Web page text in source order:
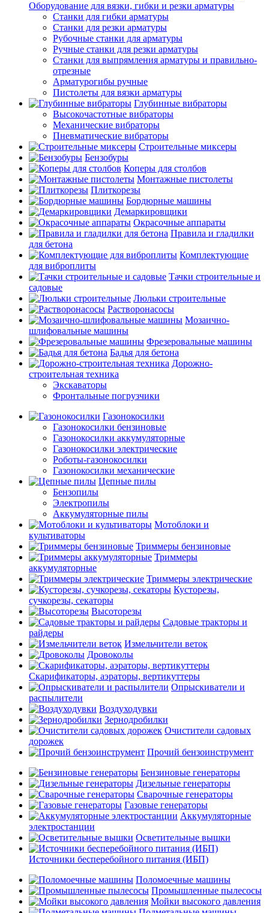
Оборудование для вязки, гибки и резки арматуры
Станки для гибки арматуры
Станки для резки арматуры
Рубочные станки для арматуры
Ручные станки для резки арматуры
Станки для выпрямления арматуры и правильно-
отрезные
Арматурогибы ручные
Пистолеты для вязки арматуры
Глубинные вибраторы
Высокочастотные вибраторы
Механические вибраторы
Пневматические вибраторы
Строительные миксеры
Бензобуры
Коперы для столбов
Монтажные пистолеты
Плиткорезы
Бордюрные машины
Демаркировщики
Окрасочные аппараты
Правила и гладилки
для бетона
Комплектующие
для виброплиты
Тачки строительные и
садовые
Люльки строительные
Растворонасосы
Мозаично-
шлифовальные машины
Фрезеровальные машины
Бадья для бетона
Дорожно-
строительная техника
Экскаваторы
Фронтальные погрузчики
Газонокосилки
Газонокосилки бензиновые
Газонокосилки аккумуляторные
Газонокосилки электрические
Роботы-газонокосилки
Газонокосилки механические
Цепные пилы
Бензопилы
Электропилы
Аккумуляторные пилы
Мотоблоки и
культиваторы
Триммеры бензиновые
Триммеры
аккумуляторные
Триммеры электрические
Кусторезы,
сучкорезы, секаторы
Высоторезы
Садовые тракторы и
райдеры
Измельчители веток
Дровоколы
Скарификаторы, аэраторы, вертикуттеры
Опрыскиватели и
распылители
Воздуходувки
Зернодробилки
Очистители садовых
дорожек
Прочий бензоинструмент
Бензиновые генераторы
Дизельные генераторы
Сварочные генераторы
Газовые генераторы
Аккумуляторные
электростанции
Осветительные вышки
Источники бесперебойного питания (ИБП)
Поломоечные машины
Промышленные пылесосы
Мойки высокого давления